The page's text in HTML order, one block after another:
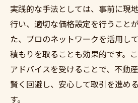
実践的な手法としては、事前に現
行い、適切な価格設定を行うこと
た、プロのネットワークを活用し
積もりを取ることも効果的です。
アドバイスを受けることで、不動
賢く回避し、安心して取引を進め
す。